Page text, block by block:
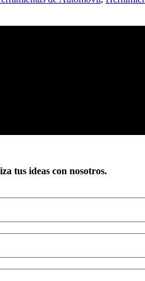
tus ideas con nosotros.